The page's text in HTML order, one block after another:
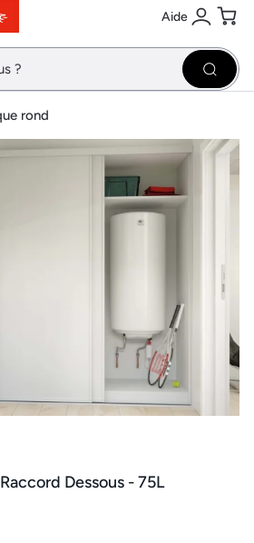
Aide
Se
rond
Dessous - 75L